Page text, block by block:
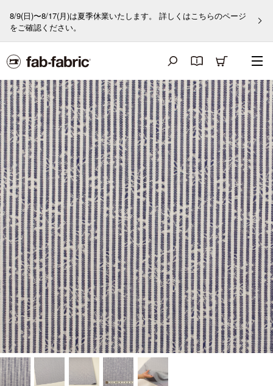
8/9(日)〜8/17(月)は夏季休業いたします。 詳しくはこちらのページ
をご確認ください。